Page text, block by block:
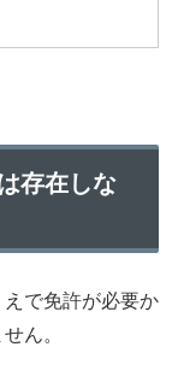
存在しな
で免許が必要か
ん。